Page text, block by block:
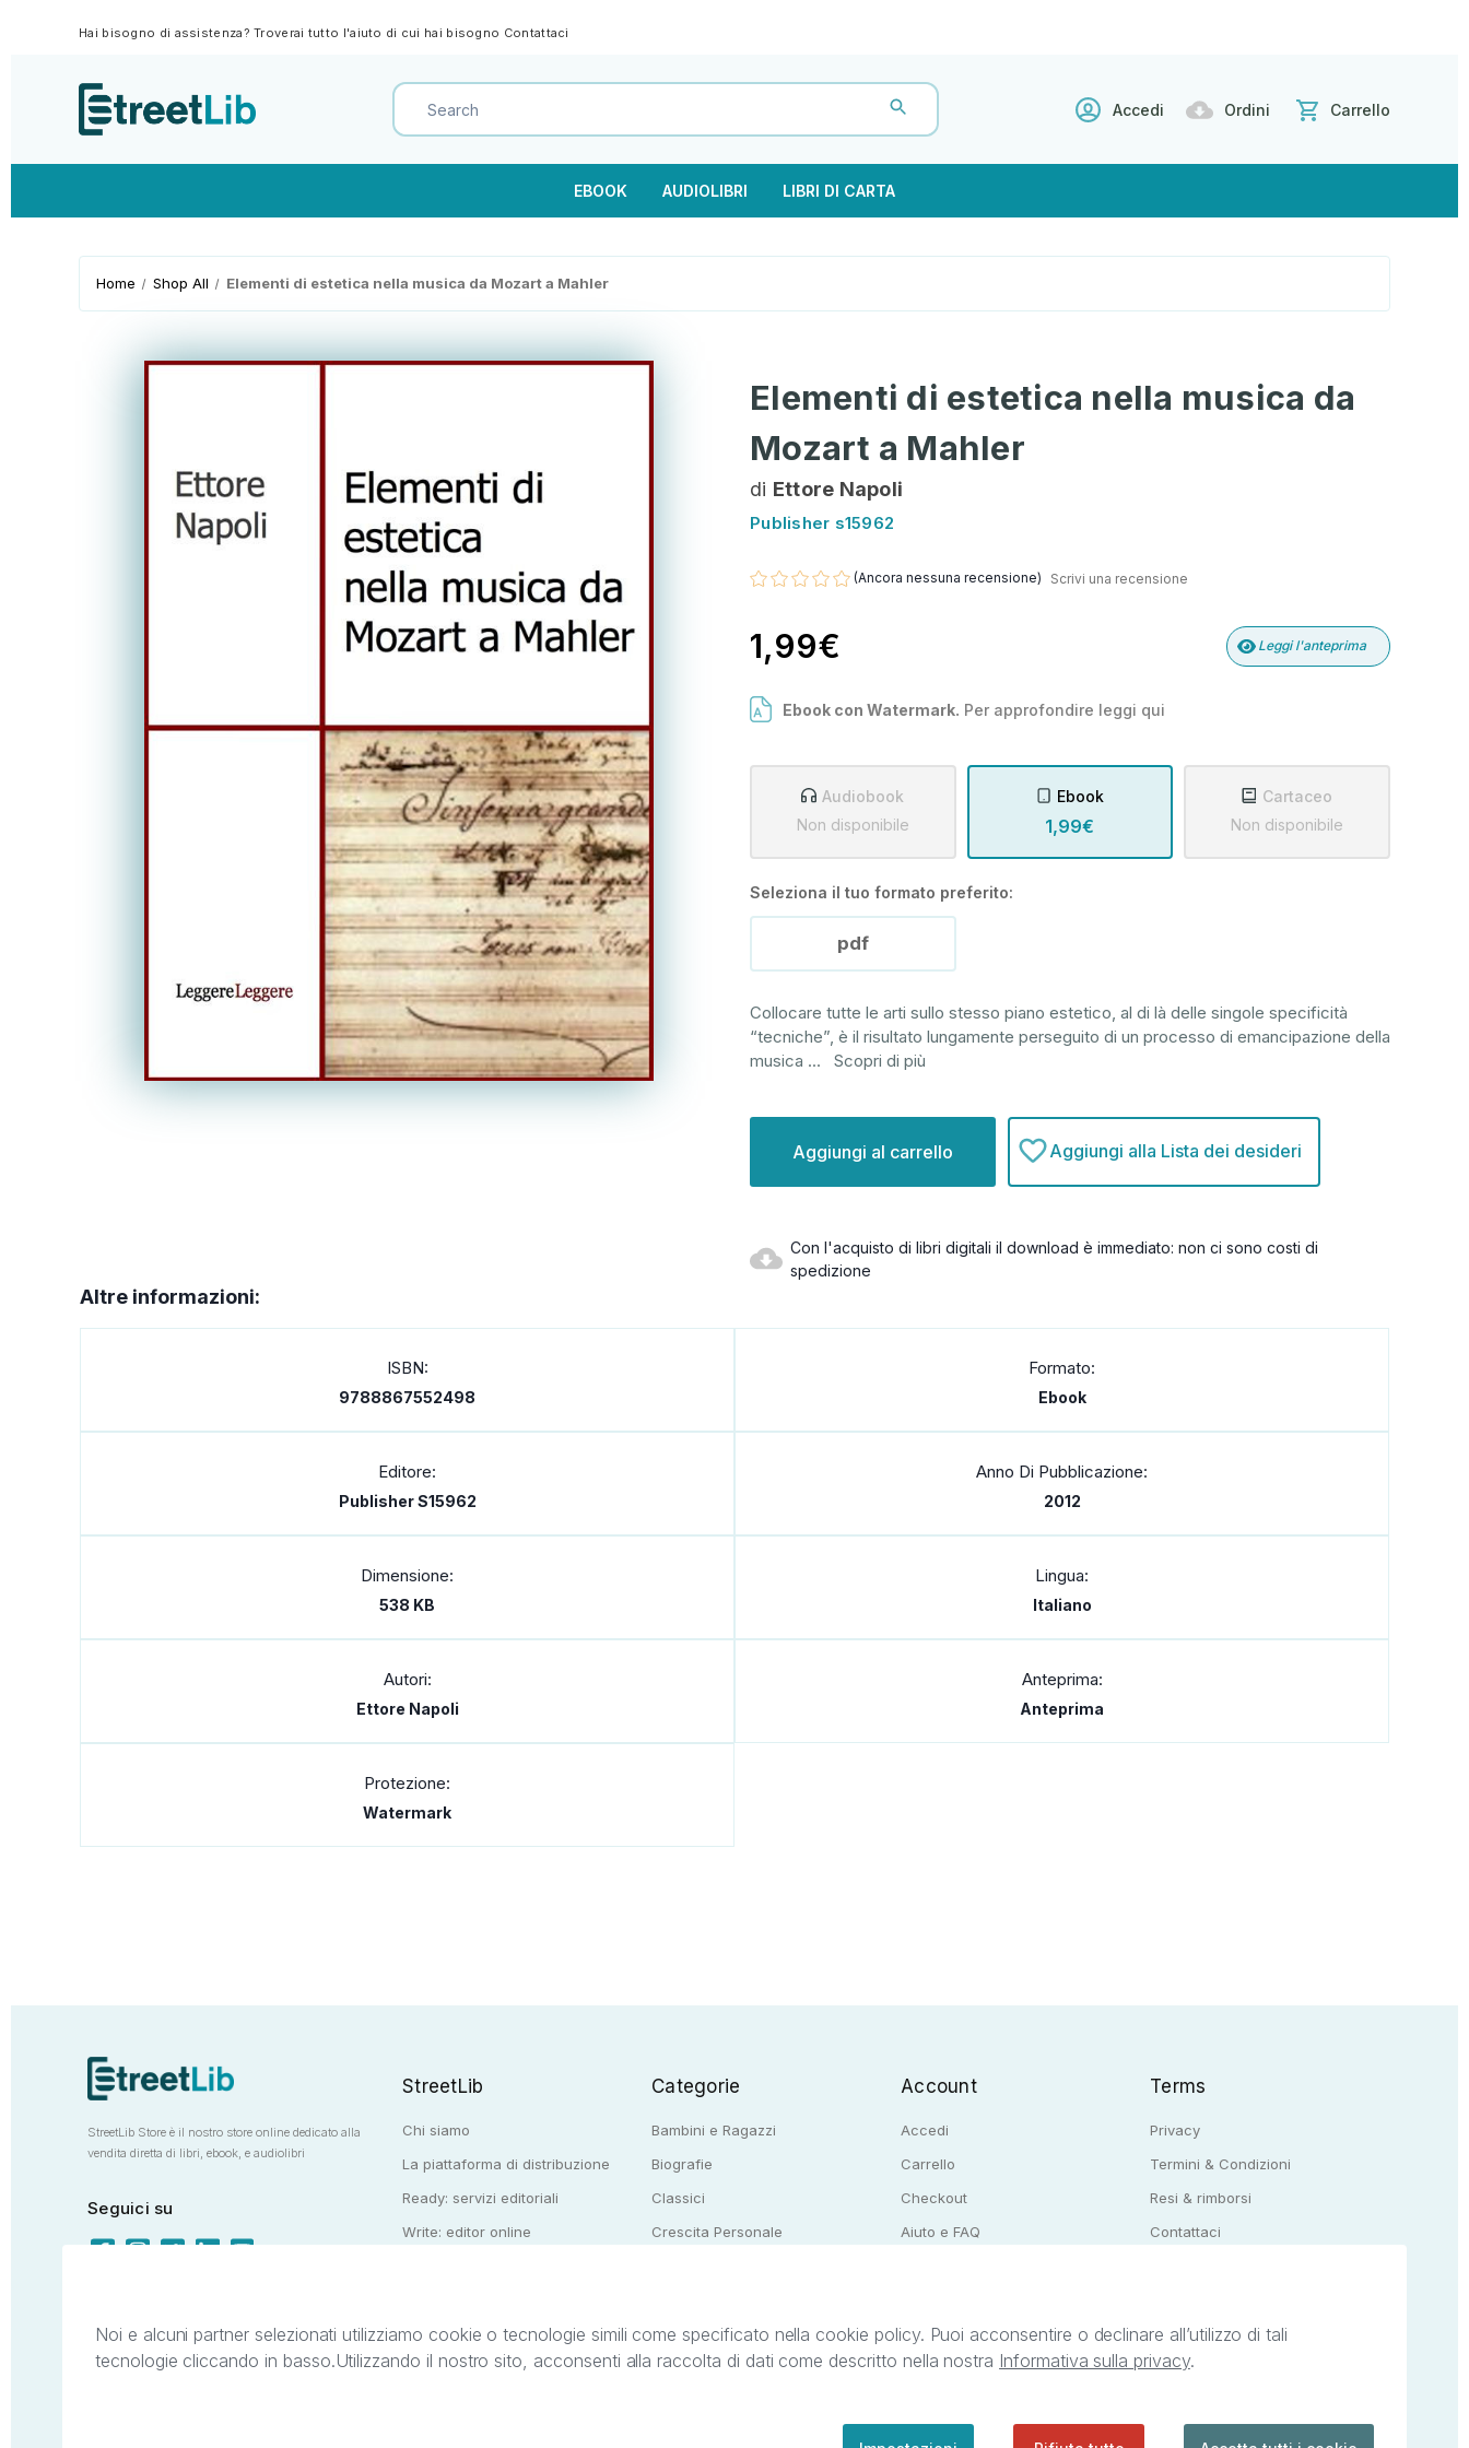
Hai bisogno di assistenza? Troverai tutto l'aiuto di cui hai bisogno Contattaci
Accedi Ordini Carrello
EBOOK AUDIOLIBRI LIBRI DI CARTA
Home Shop All Elementi di estetica nella musica da Mozart a Mahler
Elementi di estetica nella musica da
Mozart a Mahler
di Ettore Napoli
Publisher s15962
(Ancora nessuna recensione) Scrivi una recensione
1,99€ Leggi l'anteprima
Ebook con Watermark. Per approfondire leggi qui
Audiobook
Non disponibile
Ebook
1,99€
Cartaceo
Non disponibile
Seleziona il tuo formato preferito:
pdf
Collocare tutte le arti sullo stesso piano estetico, al di là delle singole specificità
“tecniche”, è il risultato lungamente perseguito di un processo di emancipazione della
musica ... Scopri di più
attuale:
Aggiungi alla Lista dei desideri
Con l'acquisto di libri digitali il download è immediato: non ci sono costi di
spedizione
Altre informazioni:
ISBN:
9788867552498
Formato:
Ebook
Editore:
Publisher S15962
Anno Di Pubblicazione:
2012
Dimensione:
538 KB
Lingua:
Italiano
Autori:
Ettore Napoli
Anteprima:
Anteprima
Protezione:
Watermark
StreetLib Store è il nostro store online dedicato alla
vendita diretta di libri, ebook, e audiolibri
Seguici su
StreetLib
Chi siamo
La piattaforma di distribuzione
Ready: servizi editoriali
Write: editor online
Categorie
Bambini e Ragazzi
Biografie
Classici
Crescita Personale
Account
Accedi
Carrello
Checkout
Aiuto e FAQ
Terms
Privacy
Termini & Condizioni
Resi & rimborsi
Contattaci
Il presente sito web è di proprietà di StreetLib S.r.l. C.F. e P.IVA 05338720963. StreetLib S.r.l. è titolare di tutti i diritti di proprietà intellettuale afferenti ai marchi, loghi e
Noi e alcuni partner selezionati utilizziamo cookie o tecnologie simili come specificato nella cookie policy. Puoi acconsentire o declinare all’utilizzo di tali
tecnologie cliccando in basso.Utilizzando il nostro sito, acconsenti alla raccolta di dati come descritto nella nostra Informativa sulla privacy.